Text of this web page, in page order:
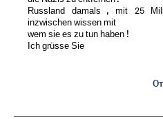
Russland damals , mit 25
inzwischen wissen mit
wem sie es zu tun haben !
Ich grüsse Sie